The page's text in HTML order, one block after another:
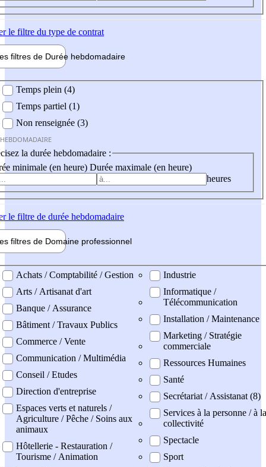
le filtre du type de contrat
filtres de Durée hebdomadaire
Temps plein (4)
Temps partiel (1)
Non renseignée (3)
la durée hebdomadaire :
minimale (en heure) Durée maximale (en heure)
heures
le filtre de durée hebdomadaire
filtres de Domaine professionnel
professionel
Achats / Comptabilité / Gestion
Arts / Artisanat d'art
Banque / Assurance
Bâtiment / Travaux Publics
Commerce / Vente
Communication / Multimédia
Conseil / Etudes
Direction d'entreprise
Espaces verts et naturels /
Agriculture / Pêche / Soins aux
animaux
Hôtellerie - Restauration /
Tourisme / Animation
Industrie
Informatique /
Télécommunication
Installation / Maintenance
Marketing / Stratégie
commerciale
Ressources Humaines
Santé
Secrétariat / Assistanat (8)
Services à la personne / à la
collectivité
Spectacle
Sport